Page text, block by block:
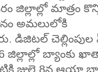
జిల్లాల్లో మాత్రం
అమలులోకి
డిజిటల్‌ చెల్లింపుల
జిల్లాల్లో బ్యాంకు
జులై 8న ఆయా